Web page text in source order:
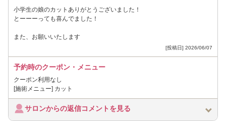
小学生の娘のカットありがとうございました！
とーーーっても喜んでました！
また、お願いいたします
[投稿日] 2026/06/07
予約時のクーポン・メニュー
クーポン利用なし
[施術メニュー] カット
サロンからの返信コメントを見る